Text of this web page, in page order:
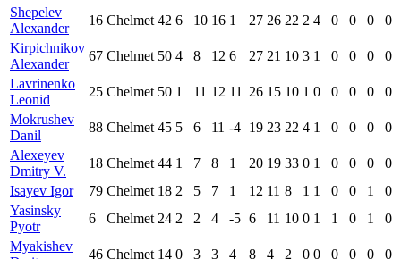
Shepelev
Alexander
16 Chelmet 42 6 10 16 1 27 26 22 2 4 0 0 0
0
Kirpichnikov
Alexander
67 Chelmet 50 4 8 12 6 27 21 10 3 1 0 0 0
0
Lavrinenko
Leonid
25 Chelmet 50 1 11 12 11 26 15 10 1 0 0 0 0
0
Mokrushev
Danil
88 Chelmet 45 5 6 11 -4 19 23 22 4 1 0 0 0
0
Alexeyev
Dmitry V.
18 Chelmet 44 1 7 8 1 20 19 33 0 1 0 0 0
0
Isayev Igor
79 Chelmet 18 2 5 7 1 12 11 8 1 1 0 0 1
0
Yasinsky
Pyotr
6 Chelmet 24 2 2 4 -5 6 11 10 0 1 1 0 1
0
Myakishev
46 Chelmet 14 0 3 3 4 8 4 2 0 0 0 0 0 0